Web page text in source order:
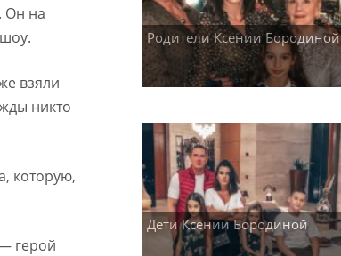
Он на
взяли
никто
которую,
герой
Родители Ксении Бородиной
Дети Ксении Бородиной